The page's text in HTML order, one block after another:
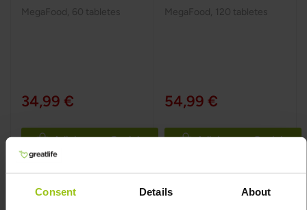
Consent Details About
MegaFood 60 tabletes
34,99 €
Adicionar ao Carrinho
MegaFood 120 tabletes
54,99 €
Adicionar ao Carrinho